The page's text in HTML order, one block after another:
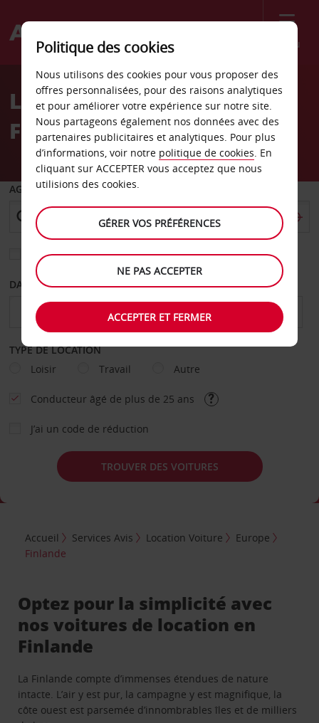
Menu
Welcome
AvisLocation de voiture en
Finlande
AGENCE DE DÉPART
Sélectionnez une autre agence de retour
DATE DE DÉPART DATE DE RETOUR
TYPE DE LOCATION
Loisir
Travail Autre
Conducteur âgé de plus de 25 ans
J’ai un code de réduction
TROUVER DES VOITURES
Accueil Services Avis Location Voiture
Europe
Finlande
Optez pour la simplicité avec
nos voitures de location en
Finlande
La Finlande compte d’immenses étendues de nature
intacte. L’air y est pur, la campagne y est magnifique, la
côte ouest est parsemée d’innombrables îles et de milliers
Politique des cookies
Nous utilisons des cookies pour vous proposer des
offres personnalisées, pour des raisons analytiques
et pour améliorer votre expérience sur notre site.
Nous partageons également nos données avec des
partenaires publicitaires et analytiques. Pour plus
d’informations, voir notre politique de cookies. En
cliquant sur ACCEPTER vous acceptez que nous
utilisions des cookies.
GÉRER VOS PRÉFÉRENCES
NE PAS ACCEPTER
ACCEPTER ET FERMER